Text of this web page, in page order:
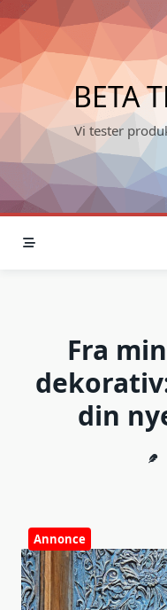
Skip
to
content
BETA
Vi tester
Fra
din
Annonce